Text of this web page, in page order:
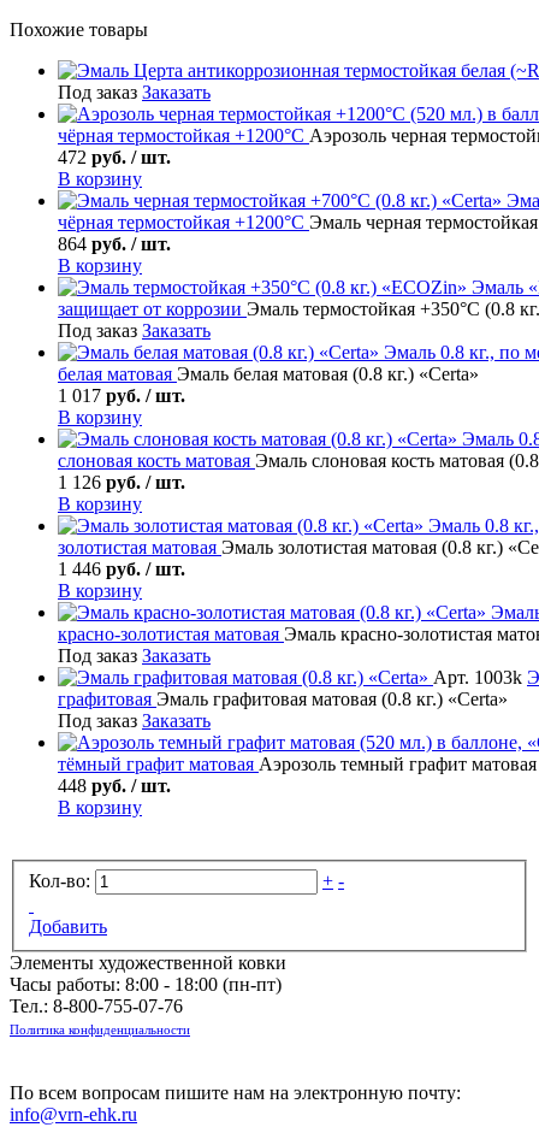
Похожие товары
Под заказ Заказать
чёрная термостойкая +1200°С Аэрозоль черная
472 руб. / шт.
В корзину
чёрная термостойкая +1200°С Эмаль черная
864 руб. / шт.
В корзину
Эмаль
защищает от коррозии Эмаль термостойкая +350°C (0.8
Под заказ Заказать
Эмаль 0.8 кг., по
белая матовая Эмаль белая матовая (0.8 кг.) «Certa»
1 017 руб. / шт.
В корзину
Эмаль
слоновая кость матовая Эмаль слоновая кость матовая
1 126 руб. / шт.
В корзину
Эмаль 0.8
золотистая матовая Эмаль золотистая матовая (0.8 кг.)
1 446 руб. / шт.
В корзину
красно-золотистая матовая Эмаль красно-золотистая
Под заказ Заказать
Арт. 1003k
графитовая Эмаль графитовая матовая (0.8 кг.) «Certa»
Под заказ Заказать
тёмный графит матовая Аэрозоль темный графит
448 руб. / шт.
В корзину
Кол-во: + -
Добавить
Элементы художественной ковки
Часы работы: 8:00 - 18:00 (пн-пт)
Тел.: 8-800-755-07-76
Политика конфиденциальности
По всем вопросам пишите нам на электронную почту:
info@vrn-ehk.ru